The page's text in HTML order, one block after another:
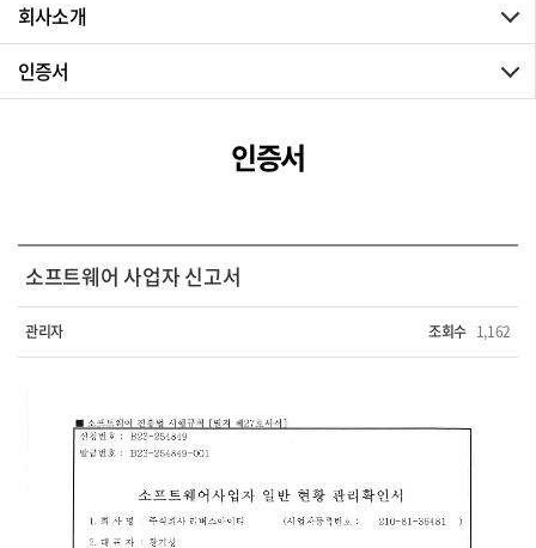
회사소개
인증서
인증서
소프트웨어 사업자 신고서
관리자 조회수 1,162